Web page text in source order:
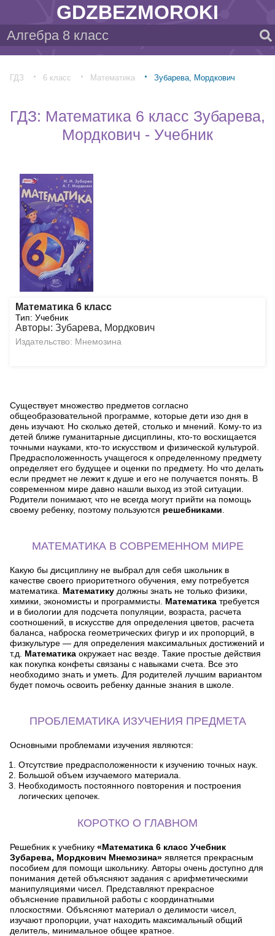
GDZBEZMOROKI
ГДЗ 6 класс Математика Зубарева, Мордкович
ГДЗ: Математика 6 класс Зубарева,
Мордкович - Учебник
Математика 6 класс
Тип: Учебник
Авторы: Зубарева, Мордкович
Издательство: Мнемозина
Существует множество предметов согласно
общеобразовательной программе, которые дети изо дня в
день изучают. Но сколько детей, столько и мнений. Кому-то из
детей ближе гуманитарные дисциплины, кто-то восхищается
точными науками, кто-то искусством и физической культурой.
Предрасположенность учащегося к определенному предмету
определяет его будущее и оценки по предмету. Но что делать
если предмет не лежит к душе и его не получается понять. В
современном мире давно нашли выход из этой ситуации.
Родители понимают, что не всегда могут прийти на помощь
своему ребенку, поэтому пользуются решебниками
МАТЕМАТИКА В СОВРЕМЕННОМ МИРЕ
Какую бы дисциплину не выбрал для себя школьник в
качестве своего приоритетного обучения, ему потребуется
математика. Математику должны знать не только физики,
химики, экономисты и программисты. Математика требуется
и в биологии для подсчета популяции, возраста, расчета
соотношений, в искусстве для определения цветов, расчета
баланса, наброска геометрических фигур и их пропорций, в
физкультуре — для определения максимальных достижений и
т.д. Математика окружает нас везде. Такие простые действия
как покупка конфеты связаны с навыками счета. Все это
необходимо знать и уметь. Для родителей лучшим вариантом
будет помочь освоить ребенку данные знания в школе.
ПРОБЛЕМАТИКА ИЗУЧЕНИЯ ПРЕДМЕТА
Основными проблемами изучения являются:
Отсутствие предрасположенности к изучению точных наук.
Большой объем изучаемого материала.
Необходимость постоянного повторения и построения
логических цепочек.
КОРОТКО О ГЛАВНОМ
Решебник к учебнику «Математика 6 класс Учебник
Зубарева, Мордкович Мнемозина» является прекрасным
пособием для помощи школьнику. Авторы очень доступно для
понимания детей объясняют задания с арифметическими
манипуляциями чисел. Представляют прекрасное
объяснение правильной работы с координатными
плоскостями. Объясняют материал о делимости чисел,
изучают пропорции, учат находить максимальный общий
делитель, минимальное общее кратное.